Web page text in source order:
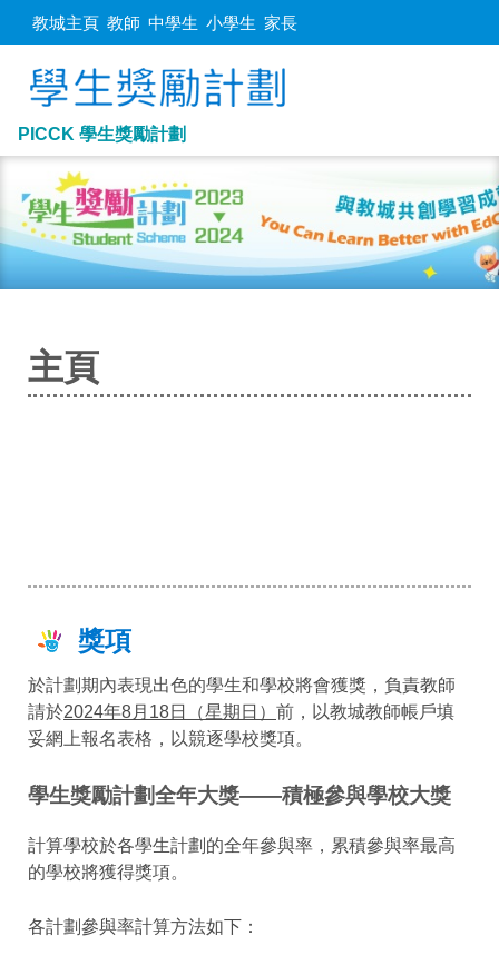
教城主頁 教師 中學生 小學生 家長
PICCK 學生獎勵計劃
主頁
獎項
於計劃期內表現出色的學生和學校將會獲獎，負責教師
請於2024年8月18日（星期日） 前，以教城教師帳戶填
妥網上報名表格，以競逐學校獎項。
學生獎勵計劃全年大獎——積極參與學校大獎
計算學校於各學生計劃的全年參與率，累積參與率最高
的學校將獲得獎項。
各計劃參與率計算方法如下：